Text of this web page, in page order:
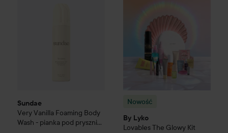
Sundae
Very Vanilla Foaming Body
Wash - pianka pod prysznic
Nowość
By Lyko
LovablesThe Glowy Kit